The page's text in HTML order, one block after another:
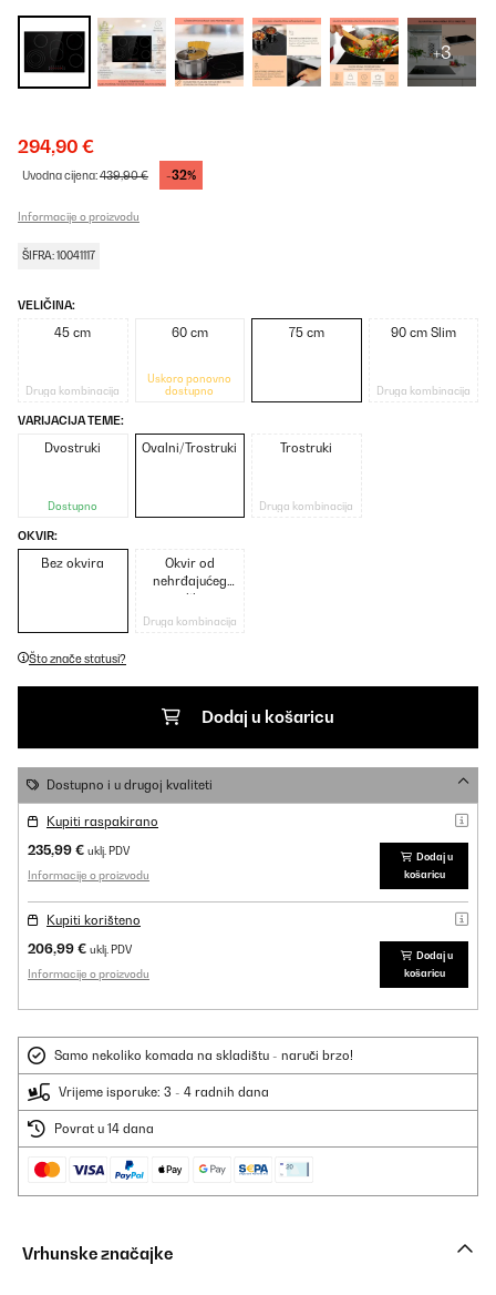
+3
294,90 €
Uvodna cijena:439,90 € -32%
Informacije o proizvodu
ŠIFRA: 10041117
VELIČINA:
45 cm
Druga kombinacija
60 cm
Uskoro ponovno
dostupno
75 cm 90 cm Slim
Druga kombinacija
VARIJACIJA TEME:
Dvostruki
Dostupno
Ovalni/Trostruki Trostruki
Druga kombinacija
OKVIR:
Bez okvira
Okvir od
nehrđajućeg
čelika
Druga kombinacija
Što znače statusi?
Dodaj u košaricu
Dostupno i u drugoj kvaliteti
Kupiti raspakirano
235,99 € uklj. PDV
Informacije o proizvodu
Dodaj u
košaricu
Kupiti korišteno
206,99 € uklj. PDV
Informacije o proizvodu
Dodaj u
košaricu
Samo nekoliko komada na skladištu - naruči brzo!
Vrijeme isporuke: 3 - 4 radnih dana
Povrat u 14 dana
Vrhunske značajke